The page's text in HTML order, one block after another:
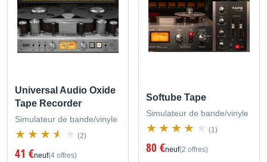
Universal Audio Oxide
Tape Recorder
Simulateur de bande/vinyle
(2)
41 €neuf(4 offres)
Softube Tape
Simulateur de bande/vinyle
(1)
80 €neuf(2 offres)